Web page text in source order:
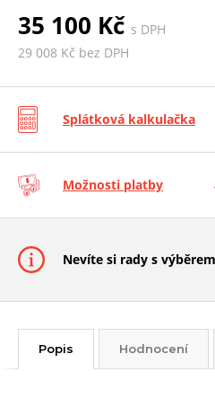
35 100 Kč s DPH
29 008 Kč bez DPH
Splátková kalkulačka
Možnosti platby
Nevíte si rady s
Popis Hodnocení